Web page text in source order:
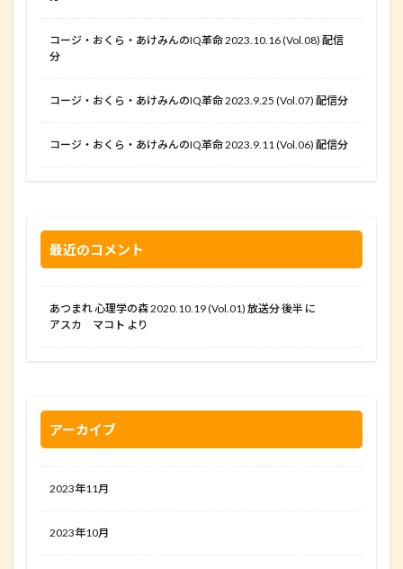
コージ・おくら・あけみんのIQ革命 2023.10.16 (Vol.08) 配信
分
コージ・おくら・あけみんのIQ革命 2023.9.25 (Vol.07) 配信分
コージ・おくら・あけみんのIQ革命 2023.9.11 (Vol.06) 配信分
最近のコメント
あつまれ 心理学の森 2020.10.19 (Vol.01) 放送分 後半 に
アスカ マコト より
アーカイブ
2023年11月
2023年10月